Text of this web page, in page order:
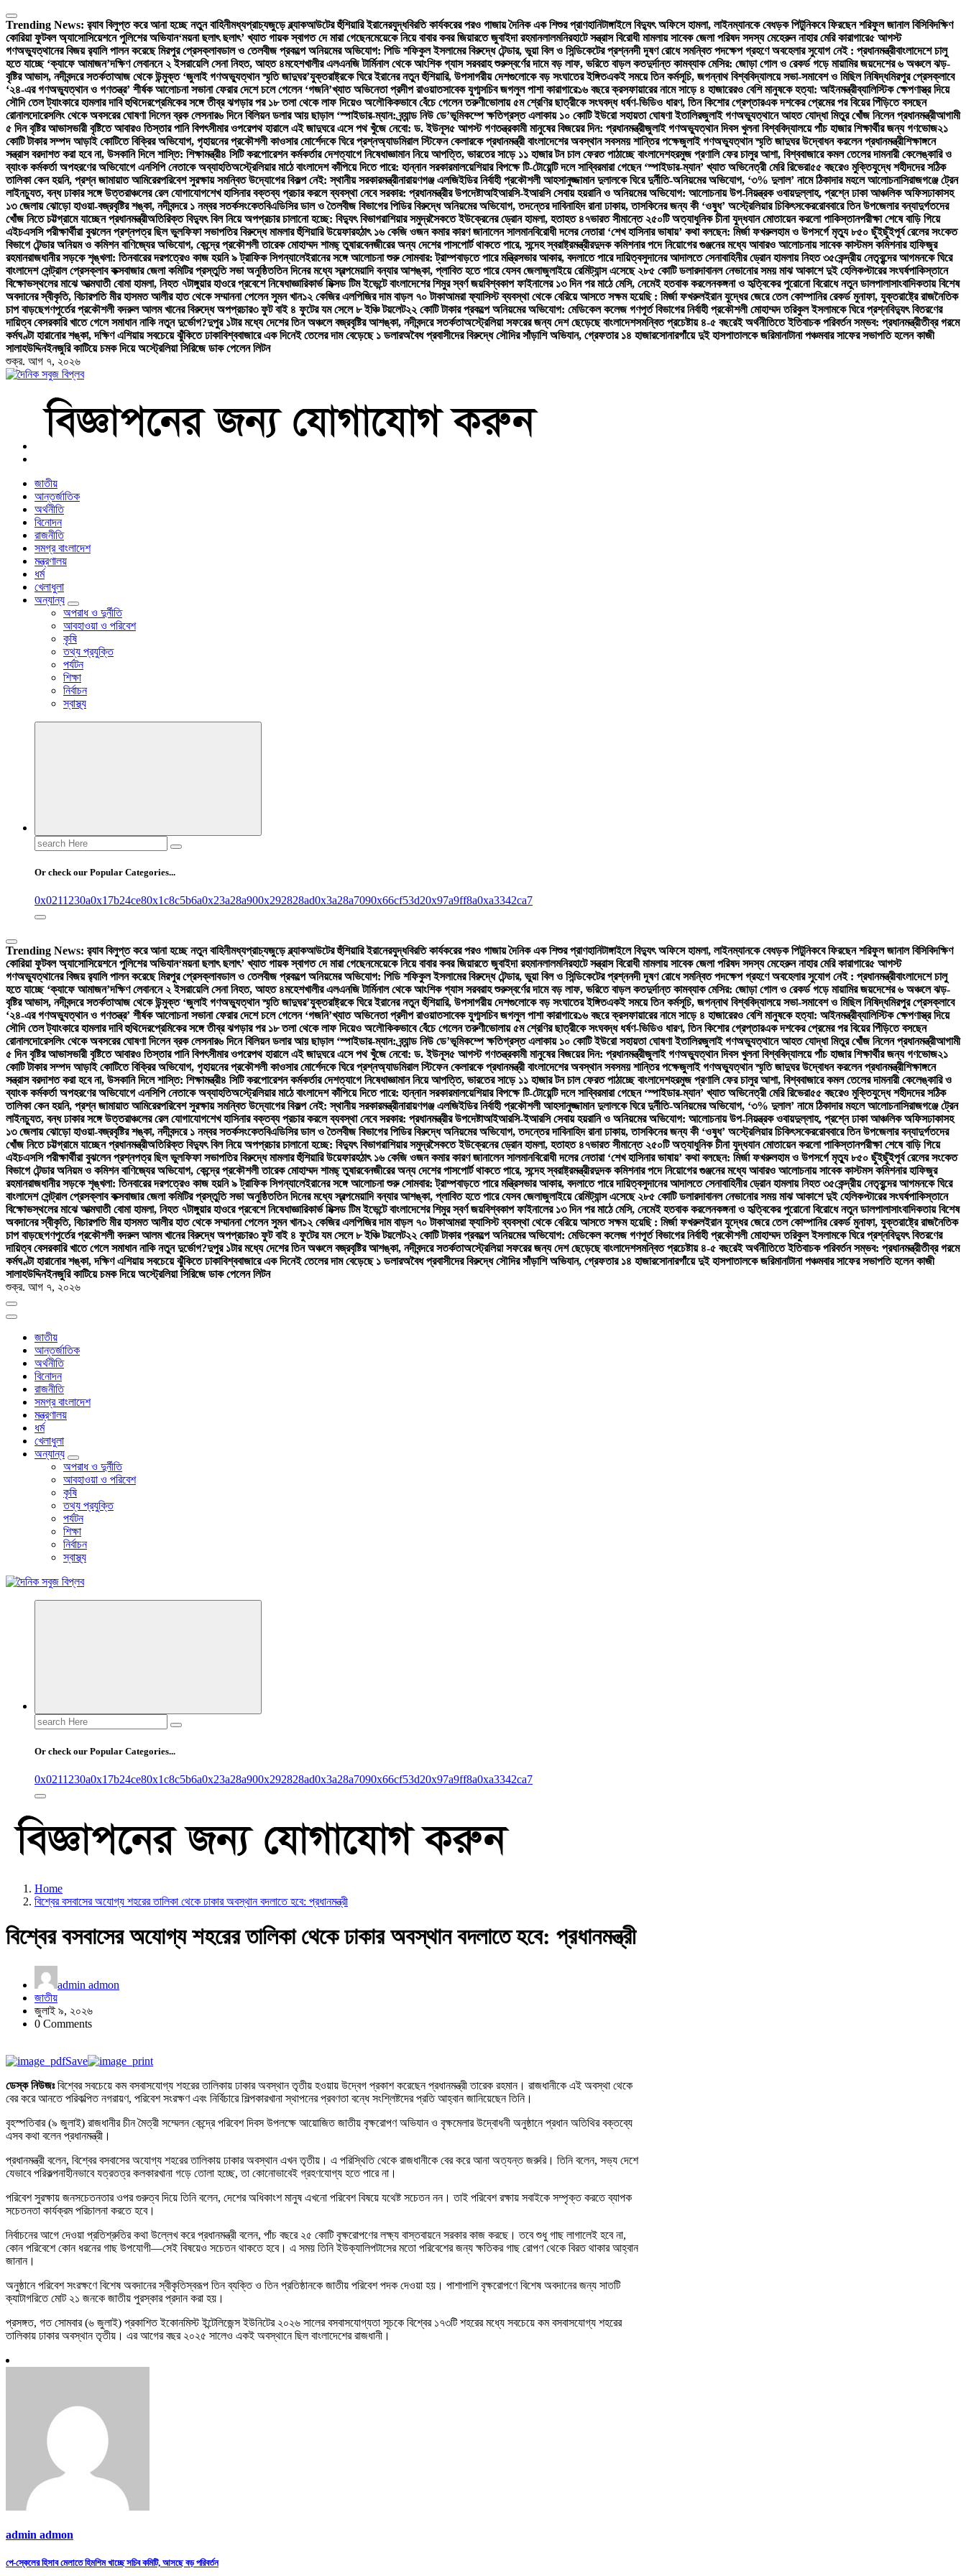
Skip
to
content
Trending News: র‍্যাব বিলুপ্ত করে আনা হচ্ছে নতুন বাহিনীমধ্যপ্রাচ্যজুড়ে ব্ল্যাকআউটের হুঁশিয়ারি ইরানেরযুদ্ধবিরতি কার্যকরের পরও গাজায় দৈনিক এক শিশুর প্রাণহানিটাঙ্গাইলে বিদ্যুৎ অফিসে হামলা, লাইনম্যানকে বেধড়ক পিটুনিকবে ফিরছেন শরিফুল জানাল বিসিবিদক্ষিণ
কোরিয়া ফুটবল অ্যাসোসিয়েশনে পুলিশের অভিযান‘ময়না ছলাৎ ছলাৎ’ খ্যাত গায়ক স্বাগত দে মারা গেছেনমেয়েকে নিয়ে বাবার কবর জিয়ারতে জুবাইদা রহমানলালমনিরহাটে সন্ত্রাস বিরোধী মামলায় সাবেক জেলা পরিষদ সদস্য মেহেরুন নাহার মেরি কারাগারে৫ আগস্ট
গণঅভ্যুত্থানের বিজয় র‍্যালি পালন করেছে মিরপুর প্রেসক্লাবডাল ও তেলবীজ প্রকল্পে অনিয়মের অভিযোগ: পিডি শফিকুল ইসলামের বিরুদ্ধে টেন্ডার, ভুয়া বিল ও সিন্ডিকেটের প্রশ্ননদী দূষণ রোধে সমন্বিত পদক্ষেপ গ্রহণে অবহেলার সুযোগ নেই : প্রধানমন্ত্রীবাংলাদেশে চালু
হতে যাচ্ছে ‘ক্যাফে আমাজন’দক্ষিণ লেবাননে ২ ইসরায়েলি সেনা নিহত, আহত ৪মহেশখালীর এলএনজি টার্মিনাল থেকে আংশিক গ্যাস সরবরাহ শুরুস্বর্ণের দামে বড় লাফ, ভরিতে বাড়ল কতদুর্দান্ত কামব্যাক মেসির: জোড়া গোল ও রেকর্ড গড়ে মায়ামির জয়দেশের ৬ অঞ্চলে ঝড়-
বৃষ্টির আভাস, নদীবন্দরে সতর্কতাআজ থেকে উন্মুক্ত ‘জুলাই গণঅভ্যুত্থান স্মৃতি জাদুঘর’যুক্তরাষ্ট্রকে ঘিরে ইরানের নতুন হুঁশিয়ারি, উপসাগরীয় দেশগুলোকে বড় সংঘাতের ইঙ্গিতএকই সময়ে তিন কর্মসূচি, জগন্নাথ বিশ্ববিদ্যালয়ে সভা-সমাবেশ ও মিছিল নিষিদ্ধমিরপুর প্রেসক্লাবে
‘২৪-এর গণঅভ্যুত্থান ও গণতন্ত্র’ শীর্ষক আলোচনা সভানা ফেরার দেশে চলে গেলেন ‘গজনি’খ্যাত অভিনেতা প্রদীপ রাওয়াতসাবেক যুগ্মসচিব জগলুল পাশা কারাগারে১৬ বছরে ক্রসফায়ারের নামে সাড়ে ৪ হাজারেরও বেশি মানুষকে হত্যা: আইনমন্ত্রীব্যালিস্টিক ক্ষেপণাস্ত্র দিয়ে
সৌদি তেল ট্যাংকারে হামলার দাবি হুথিদেরপ্রেমিকের সঙ্গে তীব্র ঝগড়ার পর ১৮ তলা থেকে লাফ দিয়েও অলৌকিকভাবে বেঁচে গেলেন তরুণীভোলায় ৫ম শ্রেণির ছাত্রীকে সংঘবদ্ধ ধর্ষণ-ভিডিও ধারণ, তিন কিশোর গ্রেপ্তারএক দশকের প্রেমের পর বিয়ের পিঁড়িতে বসছেন
রোনালদোরেসলিং থেকে অবসরের ঘোষণা দিলেন ব্রক লেসনার৬ দিনে বিলিয়ন ডলার আয় ছাড়াল ‘স্পাইডার-ম্যান: ব্র্যান্ড নিউ ডে’ভূমিকম্পে ক্ষতিগ্রস্ত এলাকায় ১০ কোটি ইউরো সহায়তা ঘোষণা ইতালিরজুলাই গণঅভ্যুত্থানে আহত যোদ্ধা মিতুর খোঁজ নিলেন প্রধানমন্ত্রীআগামী
৫ দিন বৃষ্টির আভাসভারী বৃষ্টিতে আবারও তিস্তার পানি বিপৎসীমার ওপরেপথ হারালে এই জাদুঘরে এসে পথ খুঁজে নেবো: ড. ইউনূস৫ আগস্ট গণতন্ত্রকামী মানুষের বিজয়ের দিন: প্রধানমন্ত্রীজুলাই গণঅভ্যুত্থান দিবস খুলনা বিশ্ববিদ্যালয়ে পাঁচ হাজার শিক্ষার্থীর জন্য গণভোজ২১
কোটি টাকার সম্পদ আড়াই কোটিতে বিক্রির অভিযোগ, গৃহায়নের প্রকৌশলী কাওসার মোর্শেদকে ঘিরে প্রশ্নঅ্যাডমিরাল স্টিফেন কেলারকে প্রধানমন্ত্রী বাংলাদেশের অবস্থান সবসময় শান্তির পক্ষেজুলাই গণঅভ্যুত্থান স্মৃতি জাদুঘর উদ্বোধন করলেন প্রধানমন্ত্রীশিক্ষাঙ্গনে
সন্ত্রাস বরদাশত করা হবে না, উসকানি দিলে শাস্তি: শিক্ষামন্ত্রী৪ সিটি করপোরেশন কর্মকর্তার দেশত্যাগে নিষেধাজ্ঞামান নিয়ে আপত্তি, ভারতের সাড়ে ১১ হাজার টন চাল ফেরত পাঠাচ্ছে বাংলাদেশহরমুজ প্রণালি ফের চালুর আশা, বিশ্ববাজারে কমল তেলের দামনারী কেলেঙ্কারি ও
ব্যাংক কর্মকর্তা অপহরণের অভিযোগে এনসিপি নেতাকে অব্যাহতিঅস্ট্রেলিয়ার মাঠে বাংলাদেশ কাঁপিয়ে দিতে পারে: হান্নান সরকারমালয়েশিয়ার বিপক্ষে টি-টোয়েন্টি দলে সাব্বিরমারা গেছেন ‘স্পাইডার-ম্যান’ খ্যাত অভিনেত্রী মেরি রিভেরা৫৫ বছরেও মুক্তিযুদ্ধে শহীদদের সঠিক
তালিকা কেন হয়নি, প্রশ্ন জামায়াত আমিরেরপরিবেশ সুরক্ষায় সমন্বিত উদ্যোগের বিকল্প নেই: স্থানীয় সরকারমন্ত্রীনারায়ণগঞ্জ এলজিইডির নির্বাহী প্রকৌশলী আহসানুজ্জামান দুলালকে ঘিরে দুর্নীতি-অনিয়মের অভিযোগ, ‘৩% দুলাল’ নামে ঠিকাদার মহলে আলোচনাসিরাজগঞ্জে ট্রেন
লাইনচ্যুত, বন্ধ ঢাকার সঙ্গে উত্তরাঞ্চলের রেল যোগাযোগশেখ হাসিনার বক্তব্য প্রচার করলে ব্যবস্থা নেবে সরকার: প্রধানমন্ত্রীর উপদেষ্টাআইআরসি-ইআরসি সেবায় হয়রানি ও অনিয়মের অভিযোগ: আলোচনায় উপ-নিয়ন্ত্রক ওবায়দুল্লাহ, প্রশ্নে ঢাকা আঞ্চলিক অফিসঢাকাসহ
১৩ জেলায় ঝোড়ো হাওয়া-বজ্রবৃষ্টির শঙ্কা, নদীবন্দরে ১ নম্বর সতর্কসংকেতবিএডিসির ডাল ও তৈলবীজ বিভাগের পিডির বিরুদ্ধে অনিয়মের অভিযোগ, তদন্তের দাবিনাহিদ রানা ঢাকায়, তাসকিনের জন্য কী ‘ওষুধ’ অস্ট্রেলিয়ার চিকিৎসকেররোববারে তিন উপজেলার বন্যাদুর্গতদের
খোঁজ নিতে চট্টগ্রামে যাচ্ছেন প্রধানমন্ত্রীঅতিরিক্ত বিদ্যুৎ বিল নিয়ে অপপ্রচার চালানো হচ্ছে: বিদ্যুৎ বিভাগরাশিয়ার সমুদ্রসৈকতে ইউক্রেনের ড্রোন হামলা, হতাহত ৪৭ভারত সীমান্তে ২৫০টি অত্যাধুনিক চীনা যুদ্ধযান মোতায়েন করলো পাকিস্তানপরীক্ষা শেষে বাড়ি গিয়ে
এইচএসসি পরীক্ষার্থীরা বুঝলেন প্রশ্নপত্র ছিল ভুলফিফা সভাপতির বিরুদ্ধে মামলার হুঁশিয়ারি উয়েফারহঠাৎ ১৬ কেজি ওজন কমার কারণ জানালেন সালমানবিরোধী দলের নেতারা ‘শেখ হাসিনার ভাষায়’ কথা বলছেন: মির্জা ফখরুলহাম ও উপসর্গে মৃত্যু ৮৫০ ছুঁইছুঁইপূর্ব রেলের সংকেত
বিভাগে টেন্ডার অনিয়ম ও কমিশন বাণিজ্যের অভিযোগ, কেন্দ্রে প্রকৌশলী তারেক মোহাম্মদ শামছ্ তুষারবেনজীরের অন্য দেশের পাসপোর্ট থাকতে পারে, সন্দেহ স্বরাষ্ট্রমন্ত্রীরদুদক কমিশনার পদে নিয়োগের গুঞ্জনের মধ্যে আবারও আলোচনায় সাবেক কাস্টমস কমিশনার হাফিজুর
রহমানরাজধানীর সড়কে শৃঙ্খলা: তিনবারের দরপত্রেও কাজ হয়নি ৯ ট্রাফিক সিগন্যালেইরানের সঙ্গে আলোচনা শুরু সোমবার: ট্রাম্পবাড়তে পারে মন্ত্রিসভার আকার, বদলাতে পারে দায়িত্বসুদানের আদালতে সেনাবাহিনীর ড্রোন হামলায় নিহত ৩৫কেন্দ্রীয় নেতৃবৃন্দের আগমনকে ঘিরে
বাংলাদেশ সেন্ট্রাল প্রেসক্লাব কক্সবাজার জেলা কমিটির প্রস্তুতি সভা অনুষ্ঠিততিন দিনের মধ্যে স্বল্পমেয়াদি বন্যার আশঙ্কা, প্লাবিত হতে পারে যেসব জেলাজুলাইয়ে রেমিট্যান্স এসেছে ২৮৫ কোটি ডলারদাবানল নেভানোর সময় মাঝ আকাশে দুই হেলিকপ্টারের সংঘর্ষপাকিস্তানে
বিক্ষোভস্থলের মাঝে আত্মঘাতী বোমা হামলা, নিহত ৭টাঙ্গুয়ার হাওরে প্রবেশে নিষেধাজ্ঞারিকার্ভ মিক্সড টিম ইভেন্টে বাংলাদেশের শিমুর স্বর্ণ জয়বিশ্বকাপ ফাইনালের ১৩ দিন পর মাঠে মেসি, নেমেই হতবাক করলেনকঙ্গনা ও হৃত্বিকের পুরোনো বিরোধে নতুন ডালপালাসাংবাদিকতায় বিশেষ
অবদানের স্বীকৃতি, বিচারপতি মীর হাসমত আলীর হাত থেকে সম্মাননা পেলেন সুমন খান১২ কেজির এলপিজির দাম বাড়ল ৭০ টাকাআমরা ফ্যাসিস্ট ব্যবস্থা থেকে বেরিয়ে আসতে সক্ষম হয়েছি : মির্জা ফখরুলইরান যুদ্ধের জেরে তেল কোম্পানির রেকর্ড মুনাফা, যুক্তরাষ্ট্রে রাজনৈতিক
চাপ বাড়ছেগণপূর্তের প্রকৌশলী বদরুল আলম খানের বিরুদ্ধে অপপ্রচার৩ ফুট বাই ৪ ফুটের যম সেলে ৮ ইঞ্চি টয়লেট২২ কোটি টাকার প্রকল্পে অনিয়মের অভিযোগ: মেডিকেল কলেজ গণপূর্ত বিভাগের নির্বাহী প্রকৌশলী মোহাম্মদ তরিকুল ইসলামকে ঘিরে প্রশ্নবিদ্যুৎ বিতরণের
দায়িত্ব বেসরকারি খাতে গেলে সমাধান নাকি নতুন দুর্ভোগ?দুপুর ১টার মধ্যে দেশের তিন অঞ্চলে বজ্রবৃষ্টির আশঙ্কা, নদীবন্দরে সতর্কতাঅস্ট্রেলিয়া সফরের জন্য দেশ ছেড়েছে বাংলাদেশসমন্বিত প্রচেষ্টায় ৪-৫ বছরেই অর্থনীতিতে ইতিবাচক পরিবর্তন সম্ভব: প্রধানমন্ত্রীতীব্র গরমে
কর্মঘণ্টা হারানোর শঙ্কা, দক্ষিণ এশিয়ায় সবচেয়ে ঝুঁকিতে ঢাকাবিশ্ববাজারে এক দিনেই তেলের দাম বেড়েছে ১ ডলারঅবৈধ প্রবাসীদের বিরুদ্ধে সৌদির সাঁড়াশি অভিযান, গ্রেফতার ১৪ হাজারসোনারগাঁয়ে দুই হাসপাতালকে জরিমানাটানা পঞ্চমবার সাফের সভাপতি হলেন কাজী
সালাহউদ্দিনইনজুরি কাটিয়ে চমক দিয়ে অস্ট্রেলিয়া সিরিজে ডাক পেলেন লিটন
শুক্র. আগ ৭, ২০২৬
বাংলা নিউজ পেপার
জাতীয়
আন্তর্জাতিক
অর্থনীতি
বিনোদন
রাজনীতি
সমগ্র বাংলাদেশ
মন্ত্রণালয়
ধর্ম
খেলাধুলা
অন্যান্য
অপরাধ ও দুর্নীতি
আবহাওয়া ও পরিবেশ
কৃষি
তথ্য প্রযুক্তি
পর্যটন
শিক্ষা
নির্বাচন
স্বাস্থ্য
Search
for:
Or check our Popular Categories...
0x0211230a0x17b24ce80x1c8c5b6a0x23a28a900x292828ad0x3a28a7090x66cf53d20x97a9ff8a0xa3342ca7
Trending News: র‍্যাব বিলুপ্ত করে আনা হচ্ছে নতুন বাহিনীমধ্যপ্রাচ্যজুড়ে ব্ল্যাকআউটের হুঁশিয়ারি ইরানেরযুদ্ধবিরতি কার্যকরের পরও গাজায় দৈনিক এক শিশুর প্রাণহানিটাঙ্গাইলে বিদ্যুৎ অফিসে হামলা, লাইনম্যানকে বেধড়ক পিটুনিকবে ফিরছেন শরিফুল জানাল বিসিবিদক্ষিণ
কোরিয়া ফুটবল অ্যাসোসিয়েশনে পুলিশের অভিযান‘ময়না ছলাৎ ছলাৎ’ খ্যাত গায়ক স্বাগত দে মারা গেছেনমেয়েকে নিয়ে বাবার কবর জিয়ারতে জুবাইদা রহমানলালমনিরহাটে সন্ত্রাস বিরোধী মামলায় সাবেক জেলা পরিষদ সদস্য মেহেরুন নাহার মেরি কারাগারে৫ আগস্ট
গণঅভ্যুত্থানের বিজয় র‍্যালি পালন করেছে মিরপুর প্রেসক্লাবডাল ও তেলবীজ প্রকল্পে অনিয়মের অভিযোগ: পিডি শফিকুল ইসলামের বিরুদ্ধে টেন্ডার, ভুয়া বিল ও সিন্ডিকেটের প্রশ্ননদী দূষণ রোধে সমন্বিত পদক্ষেপ গ্রহণে অবহেলার সুযোগ নেই : প্রধানমন্ত্রীবাংলাদেশে চালু
হতে যাচ্ছে ‘ক্যাফে আমাজন’দক্ষিণ লেবাননে ২ ইসরায়েলি সেনা নিহত, আহত ৪মহেশখালীর এলএনজি টার্মিনাল থেকে আংশিক গ্যাস সরবরাহ শুরুস্বর্ণের দামে বড় লাফ, ভরিতে বাড়ল কতদুর্দান্ত কামব্যাক মেসির: জোড়া গোল ও রেকর্ড গড়ে মায়ামির জয়দেশের ৬ অঞ্চলে ঝড়-
বৃষ্টির আভাস, নদীবন্দরে সতর্কতাআজ থেকে উন্মুক্ত ‘জুলাই গণঅভ্যুত্থান স্মৃতি জাদুঘর’যুক্তরাষ্ট্রকে ঘিরে ইরানের নতুন হুঁশিয়ারি, উপসাগরীয় দেশগুলোকে বড় সংঘাতের ইঙ্গিতএকই সময়ে তিন কর্মসূচি, জগন্নাথ বিশ্ববিদ্যালয়ে সভা-সমাবেশ ও মিছিল নিষিদ্ধমিরপুর প্রেসক্লাবে
‘২৪-এর গণঅভ্যুত্থান ও গণতন্ত্র’ শীর্ষক আলোচনা সভানা ফেরার দেশে চলে গেলেন ‘গজনি’খ্যাত অভিনেতা প্রদীপ রাওয়াতসাবেক যুগ্মসচিব জগলুল পাশা কারাগারে১৬ বছরে ক্রসফায়ারের নামে সাড়ে ৪ হাজারেরও বেশি মানুষকে হত্যা: আইনমন্ত্রীব্যালিস্টিক ক্ষেপণাস্ত্র দিয়ে
সৌদি তেল ট্যাংকারে হামলার দাবি হুথিদেরপ্রেমিকের সঙ্গে তীব্র ঝগড়ার পর ১৮ তলা থেকে লাফ দিয়েও অলৌকিকভাবে বেঁচে গেলেন তরুণীভোলায় ৫ম শ্রেণির ছাত্রীকে সংঘবদ্ধ ধর্ষণ-ভিডিও ধারণ, তিন কিশোর গ্রেপ্তারএক দশকের প্রেমের পর বিয়ের পিঁড়িতে বসছেন
রোনালদোরেসলিং থেকে অবসরের ঘোষণা দিলেন ব্রক লেসনার৬ দিনে বিলিয়ন ডলার আয় ছাড়াল ‘স্পাইডার-ম্যান: ব্র্যান্ড নিউ ডে’ভূমিকম্পে ক্ষতিগ্রস্ত এলাকায় ১০ কোটি ইউরো সহায়তা ঘোষণা ইতালিরজুলাই গণঅভ্যুত্থানে আহত যোদ্ধা মিতুর খোঁজ নিলেন প্রধানমন্ত্রীআগামী
৫ দিন বৃষ্টির আভাসভারী বৃষ্টিতে আবারও তিস্তার পানি বিপৎসীমার ওপরেপথ হারালে এই জাদুঘরে এসে পথ খুঁজে নেবো: ড. ইউনূস৫ আগস্ট গণতন্ত্রকামী মানুষের বিজয়ের দিন: প্রধানমন্ত্রীজুলাই গণঅভ্যুত্থান দিবস খুলনা বিশ্ববিদ্যালয়ে পাঁচ হাজার শিক্ষার্থীর জন্য গণভোজ২১
কোটি টাকার সম্পদ আড়াই কোটিতে বিক্রির অভিযোগ, গৃহায়নের প্রকৌশলী কাওসার মোর্শেদকে ঘিরে প্রশ্নঅ্যাডমিরাল স্টিফেন কেলারকে প্রধানমন্ত্রী বাংলাদেশের অবস্থান সবসময় শান্তির পক্ষেজুলাই গণঅভ্যুত্থান স্মৃতি জাদুঘর উদ্বোধন করলেন প্রধানমন্ত্রীশিক্ষাঙ্গনে
সন্ত্রাস বরদাশত করা হবে না, উসকানি দিলে শাস্তি: শিক্ষামন্ত্রী৪ সিটি করপোরেশন কর্মকর্তার দেশত্যাগে নিষেধাজ্ঞামান নিয়ে আপত্তি, ভারতের সাড়ে ১১ হাজার টন চাল ফেরত পাঠাচ্ছে বাংলাদেশহরমুজ প্রণালি ফের চালুর আশা, বিশ্ববাজারে কমল তেলের দামনারী কেলেঙ্কারি ও
ব্যাংক কর্মকর্তা অপহরণের অভিযোগে এনসিপি নেতাকে অব্যাহতিঅস্ট্রেলিয়ার মাঠে বাংলাদেশ কাঁপিয়ে দিতে পারে: হান্নান সরকারমালয়েশিয়ার বিপক্ষে টি-টোয়েন্টি দলে সাব্বিরমারা গেছেন ‘স্পাইডার-ম্যান’ খ্যাত অভিনেত্রী মেরি রিভেরা৫৫ বছরেও মুক্তিযুদ্ধে শহীদদের সঠিক
তালিকা কেন হয়নি, প্রশ্ন জামায়াত আমিরেরপরিবেশ সুরক্ষায় সমন্বিত উদ্যোগের বিকল্প নেই: স্থানীয় সরকারমন্ত্রীনারায়ণগঞ্জ এলজিইডির নির্বাহী প্রকৌশলী আহসানুজ্জামান দুলালকে ঘিরে দুর্নীতি-অনিয়মের অভিযোগ, ‘৩% দুলাল’ নামে ঠিকাদার মহলে আলোচনাসিরাজগঞ্জে ট্রেন
লাইনচ্যুত, বন্ধ ঢাকার সঙ্গে উত্তরাঞ্চলের রেল যোগাযোগশেখ হাসিনার বক্তব্য প্রচার করলে ব্যবস্থা নেবে সরকার: প্রধানমন্ত্রীর উপদেষ্টাআইআরসি-ইআরসি সেবায় হয়রানি ও অনিয়মের অভিযোগ: আলোচনায় উপ-নিয়ন্ত্রক ওবায়দুল্লাহ, প্রশ্নে ঢাকা আঞ্চলিক অফিসঢাকাসহ
১৩ জেলায় ঝোড়ো হাওয়া-বজ্রবৃষ্টির শঙ্কা, নদীবন্দরে ১ নম্বর সতর্কসংকেতবিএডিসির ডাল ও তৈলবীজ বিভাগের পিডির বিরুদ্ধে অনিয়মের অভিযোগ, তদন্তের দাবিনাহিদ রানা ঢাকায়, তাসকিনের জন্য কী ‘ওষুধ’ অস্ট্রেলিয়ার চিকিৎসকেররোববারে তিন উপজেলার বন্যাদুর্গতদের
খোঁজ নিতে চট্টগ্রামে যাচ্ছেন প্রধানমন্ত্রীঅতিরিক্ত বিদ্যুৎ বিল নিয়ে অপপ্রচার চালানো হচ্ছে: বিদ্যুৎ বিভাগরাশিয়ার সমুদ্রসৈকতে ইউক্রেনের ড্রোন হামলা, হতাহত ৪৭ভারত সীমান্তে ২৫০টি অত্যাধুনিক চীনা যুদ্ধযান মোতায়েন করলো পাকিস্তানপরীক্ষা শেষে বাড়ি গিয়ে
এইচএসসি পরীক্ষার্থীরা বুঝলেন প্রশ্নপত্র ছিল ভুলফিফা সভাপতির বিরুদ্ধে মামলার হুঁশিয়ারি উয়েফারহঠাৎ ১৬ কেজি ওজন কমার কারণ জানালেন সালমানবিরোধী দলের নেতারা ‘শেখ হাসিনার ভাষায়’ কথা বলছেন: মির্জা ফখরুলহাম ও উপসর্গে মৃত্যু ৮৫০ ছুঁইছুঁইপূর্ব রেলের সংকেত
বিভাগে টেন্ডার অনিয়ম ও কমিশন বাণিজ্যের অভিযোগ, কেন্দ্রে প্রকৌশলী তারেক মোহাম্মদ শামছ্ তুষারবেনজীরের অন্য দেশের পাসপোর্ট থাকতে পারে, সন্দেহ স্বরাষ্ট্রমন্ত্রীরদুদক কমিশনার পদে নিয়োগের গুঞ্জনের মধ্যে আবারও আলোচনায় সাবেক কাস্টমস কমিশনার হাফিজুর
রহমানরাজধানীর সড়কে শৃঙ্খলা: তিনবারের দরপত্রেও কাজ হয়নি ৯ ট্রাফিক সিগন্যালেইরানের সঙ্গে আলোচনা শুরু সোমবার: ট্রাম্পবাড়তে পারে মন্ত্রিসভার আকার, বদলাতে পারে দায়িত্বসুদানের আদালতে সেনাবাহিনীর ড্রোন হামলায় নিহত ৩৫কেন্দ্রীয় নেতৃবৃন্দের আগমনকে ঘিরে
বাংলাদেশ সেন্ট্রাল প্রেসক্লাব কক্সবাজার জেলা কমিটির প্রস্তুতি সভা অনুষ্ঠিততিন দিনের মধ্যে স্বল্পমেয়াদি বন্যার আশঙ্কা, প্লাবিত হতে পারে যেসব জেলাজুলাইয়ে রেমিট্যান্স এসেছে ২৮৫ কোটি ডলারদাবানল নেভানোর সময় মাঝ আকাশে দুই হেলিকপ্টারের সংঘর্ষপাকিস্তানে
বিক্ষোভস্থলের মাঝে আত্মঘাতী বোমা হামলা, নিহত ৭টাঙ্গুয়ার হাওরে প্রবেশে নিষেধাজ্ঞারিকার্ভ মিক্সড টিম ইভেন্টে বাংলাদেশের শিমুর স্বর্ণ জয়বিশ্বকাপ ফাইনালের ১৩ দিন পর মাঠে মেসি, নেমেই হতবাক করলেনকঙ্গনা ও হৃত্বিকের পুরোনো বিরোধে নতুন ডালপালাসাংবাদিকতায় বিশেষ
অবদানের স্বীকৃতি, বিচারপতি মীর হাসমত আলীর হাত থেকে সম্মাননা পেলেন সুমন খান১২ কেজির এলপিজির দাম বাড়ল ৭০ টাকাআমরা ফ্যাসিস্ট ব্যবস্থা থেকে বেরিয়ে আসতে সক্ষম হয়েছি : মির্জা ফখরুলইরান যুদ্ধের জেরে তেল কোম্পানির রেকর্ড মুনাফা, যুক্তরাষ্ট্রে রাজনৈতিক
চাপ বাড়ছেগণপূর্তের প্রকৌশলী বদরুল আলম খানের বিরুদ্ধে অপপ্রচার৩ ফুট বাই ৪ ফুটের যম সেলে ৮ ইঞ্চি টয়লেট২২ কোটি টাকার প্রকল্পে অনিয়মের অভিযোগ: মেডিকেল কলেজ গণপূর্ত বিভাগের নির্বাহী প্রকৌশলী মোহাম্মদ তরিকুল ইসলামকে ঘিরে প্রশ্নবিদ্যুৎ বিতরণের
দায়িত্ব বেসরকারি খাতে গেলে সমাধান নাকি নতুন দুর্ভোগ?দুপুর ১টার মধ্যে দেশের তিন অঞ্চলে বজ্রবৃষ্টির আশঙ্কা, নদীবন্দরে সতর্কতাঅস্ট্রেলিয়া সফরের জন্য দেশ ছেড়েছে বাংলাদেশসমন্বিত প্রচেষ্টায় ৪-৫ বছরেই অর্থনীতিতে ইতিবাচক পরিবর্তন সম্ভব: প্রধানমন্ত্রীতীব্র গরমে
কর্মঘণ্টা হারানোর শঙ্কা, দক্ষিণ এশিয়ায় সবচেয়ে ঝুঁকিতে ঢাকাবিশ্ববাজারে এক দিনেই তেলের দাম বেড়েছে ১ ডলারঅবৈধ প্রবাসীদের বিরুদ্ধে সৌদির সাঁড়াশি অভিযান, গ্রেফতার ১৪ হাজারসোনারগাঁয়ে দুই হাসপাতালকে জরিমানাটানা পঞ্চমবার সাফের সভাপতি হলেন কাজী
সালাহউদ্দিনইনজুরি কাটিয়ে চমক দিয়ে অস্ট্রেলিয়া সিরিজে ডাক পেলেন লিটন
শুক্র. আগ ৭, ২০২৬
জাতীয়
আন্তর্জাতিক
অর্থনীতি
বিনোদন
রাজনীতি
সমগ্র বাংলাদেশ
মন্ত্রণালয়
ধর্ম
খেলাধুলা
অন্যান্য
অপরাধ ও দুর্নীতি
আবহাওয়া ও পরিবেশ
কৃষি
তথ্য প্রযুক্তি
পর্যটন
শিক্ষা
নির্বাচন
স্বাস্থ্য
বাংলা নিউজ পেপার
Search
for:
Or check our Popular Categories...
0x0211230a0x17b24ce80x1c8c5b6a0x23a28a900x292828ad0x3a28a7090x66cf53d20x97a9ff8a0xa3342ca7
Home
বিশ্বের বসবাসের অযোগ্য শহরের তালিকা থেকে ঢাকার অবস্থান বদলাতে হবে: প্রধানমন্ত্রী
বিশ্বের বসবাসের অযোগ্য শহরের তালিকা থেকে ঢাকার অবস্থান বদলাতে হবে: প্রধানমন্ত্রী
admin admon
জাতীয়
জুলাই ৯, ২০২৬
0 Comments
Save
ডেস্ক নিউজঃবিশ্বের সবচেয়ে কম বসবাসযোগ্য শহরের তালিকায় ঢাকার অবস্থান তৃতীয় হওয়ায় উদ্বেগ প্রকাশ করেছেন প্রধানমন্ত্রী তারেক রহমান। রাজধানীকে এই অবস্থা থেকে
বের করে আনতে পরিকল্পিত নগরায়ণ, পরিবেশ সংরক্ষণ এবং নির্বিচারে শিল্পকারখানা স্থাপনের প্রবণতা বন্ধে সংশ্লিষ্টদের প্রতি আহ্বান জানিয়েছেন তিনি।
বৃহস্পতিবার (৯ জুলাই) রাজধানীর চীন মৈত্রী সম্মেলন কেন্দ্রে পরিবেশ দিবস উপলক্ষে আয়োজিত জাতীয় বৃক্ষরোপণ অভিযান ও বৃক্ষমেলার উদ্বোধনী অনুষ্ঠানে প্রধান অতিথির বক্তব্যে
এসব কথা বলেন প্রধানমন্ত্রী।
প্রধানমন্ত্রী বলেন, বিশ্বের বসবাসের অযোগ্য শহরের তালিকায় ঢাকার অবস্থান এখন তৃতীয়। এ পরিস্থিতি থেকে রাজধানীকে বের করে আনা অত্যন্ত জরুরি। তিনি বলেন, সভ্য দেশে
যেভাবে পরিকল্পনাহীনভাবে যত্রতত্র কলকারখানা গড়ে তোলা হচ্ছে, তা কোনোভাবেই গ্রহণযোগ্য হতে পারে না।
পরিবেশ সুরক্ষায় জনসচেতনতার ওপর গুরুত্ব দিয়ে তিনি বলেন, দেশের অধিকাংশ মানুষ এখনো পরিবেশ বিষয়ে যথেষ্ট সচেতন নন। তাই পরিবেশ রক্ষায় সবাইকে সম্পৃক্ত করতে ব্যাপক
সচেতনতা কার্যক্রম পরিচালনা করতে হবে।
নির্বাচনের আগে দেওয়া প্রতিশ্রুতির কথা উল্লেখ করে প্রধানমন্ত্রী বলেন, পাঁচ বছরে ২৫ কোটি বৃক্ষরোপণের লক্ষ্য বাস্তবায়নে সরকার কাজ করছে। তবে শুধু গাছ লাগালেই হবে না,
কোন পরিবেশে কোন ধরনের গাছ উপযোগী—সেই বিষয়েও সচেতন থাকতে হবে। এ সময় তিনি ইউক্যালিপটাসের মতো পরিবেশের জন্য ক্ষতিকর গাছ রোপণ থেকে বিরত থাকার আহ্বান
জানান।
অনুষ্ঠানে পরিবেশ সংরক্ষণে বিশেষ অবদানের স্বীকৃতিস্বরূপ তিন ব্যক্তি ও তিন প্রতিষ্ঠানকে জাতীয় পরিবেশ পদক দেওয়া হয়। পাশাপাশি বৃক্ষরোপণে বিশেষ অবদানের জন্য সাতটি
ক্যাটাগরিতে মোট ২১ জনকে জাতীয় পুরস্কার প্রদান করা হয়।
প্রসঙ্গত, গত সোমবার (৬ জুলাই) প্রকাশিত ইকোনমিস্ট ইন্টেলিজেন্স ইউনিটের ২০২৬ সালের বসবাসযোগ্যতা সূচকে বিশ্বের ১৭৩টি শহরের মধ্যে সবচেয়ে কম বসবাসযোগ্য শহরের
তালিকায় ঢাকার অবস্থান তৃতীয়। এর আগের বছর ২০২৫ সালেও একই অবস্থানে ছিল বাংলাদেশের রাজধানী।
admin admon
Post
পে-স্কেলের হিসাব মেলাতে হিমশিম খাচ্ছে সচিব কমিটি, আসছে বড় পরিবর্তন